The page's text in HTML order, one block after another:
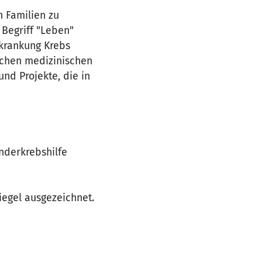
Familien zu
"Leben"
Krebs
medizinischen
Projekte, die in
ausgezeichnet.